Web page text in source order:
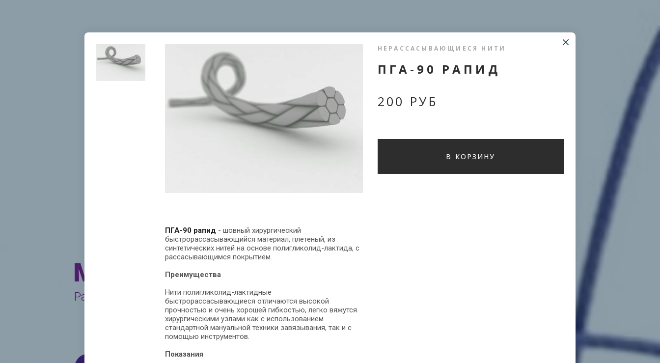
Медицинские
Работаем только с юридическими лицами
ПГА-90 рапид - шовный хирургический
быстрорассасывающийся материал, плетеный, из
синтетических нитей на основе полигликолид-лактида, с
рассасывающимся покрытием.
Преимущества
Нити полигликолид-лактидные
быстрорассасывающиеся отличаются высокой
прочностью и очень хорошей гибкостью, легко вяжутся
хирургическими узлами как с использованием
стандартной мануальной техники завязывания, так и с
помощью инструментов.
Показания
НЕРАССАСЫВАЮЩИЕСЯ НИТИ
ПГА-90 РАПИД
200 РУБ
В КОРЗИНУ